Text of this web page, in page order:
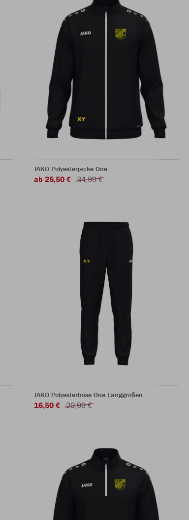
JAKO Polyesterjacke One
ab 25,50 € 34,99 €
JAKO Polyesterhose One Langgrößen
16,50 € 29,99 €